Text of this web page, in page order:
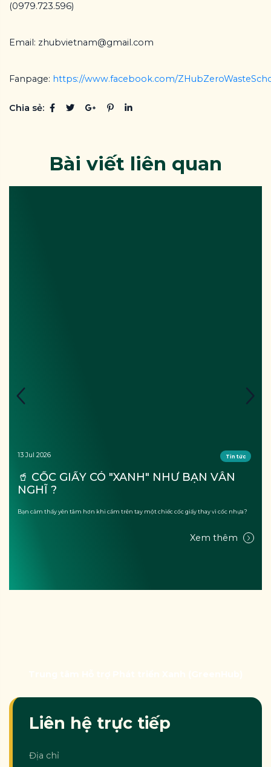
(0979.723.596)
Email: zhubvietnam@gmail.com
Fanpage: https://www.facebook.com/
Chia sẻ:
Bài viết liên quan
13 Jul 2026 Tin tức
🥤 CỐC GIẤY CÓ "XANH" NHƯ BẠN VẪN
NGHĨ ?
Bạn cảm thấy yên tâm hơn khi cầm trên tay một chiếc cốc giấy thay vì cốc nhựa?
Xem thêm
Liên hệ trực tiếp
Địa chỉ